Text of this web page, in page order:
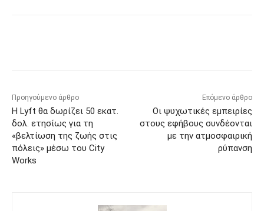
Προηγούμενο άρθρο
Η Lyft θα δωρίζει 50 εκατ.
δολ. ετησίως για τη
«βελτίωση της ζωής στις
πόλεις» μέσω του City
Works
Επόμενο άρθρο
Οι ψυχωτικές εμπειρίες
στους εφήβους συνδέονται
με την ατμοσφαιρική
ρύπανση